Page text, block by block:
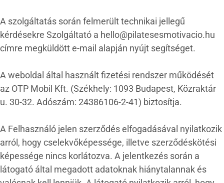
A szolgáltatás során felmerült technikai jellegű
kérdésekre Szolgáltató a hello@pilatesesmotivacio.hu
címre megküldött e-mail alapján nyújt segítséget.
A weboldal által használt fizetési rendszer működését
az OTP Mobil Kft. (Székhely: 1093 Budapest, Közraktár
u. 30-32. Adószám: 24386106-2-41) biztosítja.
A Felhasználó jelen szerződés elfogadásával nyilatkozik
arról, hogy cselekvőképessége, illetve szerződéskötési
képessége nincs korlátozva. A jelentkezés során a
látogató által megadott adatoknak hiánytalannak és